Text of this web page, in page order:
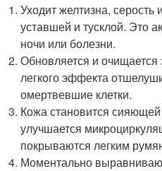
Уходит желтизна, серость
уставшей и тусклой. Это
ночи или болезни.
Обновляется и
легкого эффекта
омертвевшие клетки.
Кожа становится сияющей
улучшается
покрываются легким
Моментально